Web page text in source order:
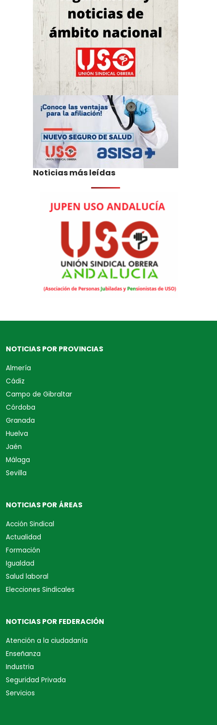
Noticias más leídas
NOTICIAS POR PROVINCIAS
Almería
Cádiz
Campo de Gibraltar
Córdoba
Granada
Huelva
Jaén
Málaga
Sevilla
NOTICIAS POR ÁREAS
Acción Sindical
Actualidad
Formación
Igualdad
Salud laboral
Elecciones Sindicales
NOTICIAS POR FEDERACIÓN
Atención a la ciudadanía
Enseñanza
Industria
Seguridad Privada
Servicios